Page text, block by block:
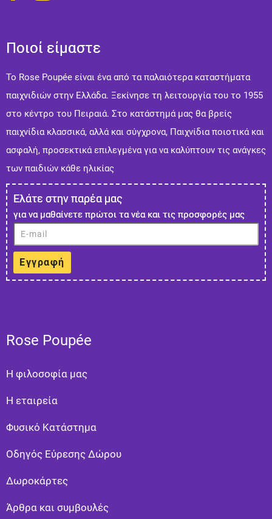
Ποιοί είμαστε
Το Rose Poupée είναι ένα από τα παλαιότερα καταστήματα
παιχνιδιών στην Ελλάδα. Ξεκίνησε τη λειτουργία του το 1955
στο κέντρο του Πειραιά. Στo κατάστημά μας θα βρείς
παιχνίδια κλασσικά, αλλά και σύγχρονα, Παιχνίδια ποιοτικά και
ασφαλή, προσεκτικά επιλεγμένα για να καλύπτουν τις ανάγκες
των παιδιών κάθε ηλικίας
Ελάτε στην παρέα μας
για να μαθαίνετε πρώτοι τα νέα και τις προσφορές μας
Εγγραφή
Rose Poupée
Η φιλοσοφία μας
Η εταιρεία
Φυσικό Κατάστημα
Οδηγός Εύρεσης Δώρου
Δωροκάρτες
Άρθρα και συμβουλές